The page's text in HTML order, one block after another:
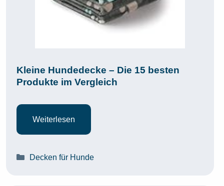
Kleine Hundedecke – Die 15 besten
Produkte im Vergleich
Weiterlesen
Kategorien
Decken für Hunde